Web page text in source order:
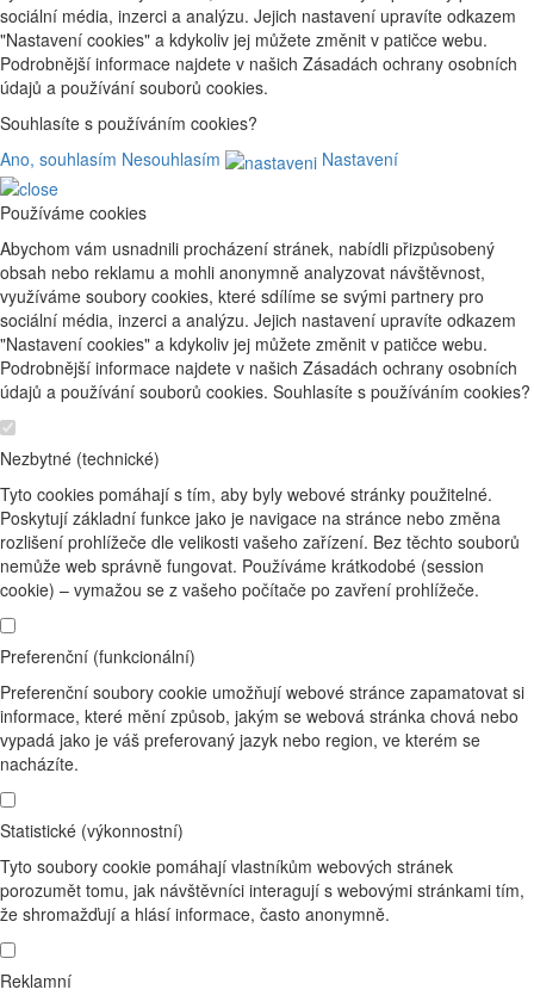
sociální média, inzerci a analýzu. Jejich nastavení upravíte odkazem
"Nastavení cookies" a kdykoliv jej můžete změnit v patičce webu.
Podrobnější informace najdete v našich Zásadách ochrany osobních
údajů a používání souborů cookies.
Souhlasíte s používáním cookies?
Ano, souhlasím Nesouhlasím Nastavení
Používáme cookies
Abychom vám usnadnili procházení stránek, nabídli přizpůsobený
obsah nebo reklamu a mohli anonymně analyzovat návštěvnost,
využíváme soubory cookies, které sdílíme se svými partnery pro
sociální média, inzerci a analýzu. Jejich nastavení upravíte odkazem
"Nastavení cookies" a kdykoliv jej můžete změnit v patičce webu.
Podrobnější informace najdete v našich Zásadách ochrany osobních
údajů a používání souborů cookies. Souhlasíte s používáním cookies?
Nezbytné (technické)
Tyto cookies pomáhají s tím, aby byly webové stránky použitelné.
Poskytují základní funkce jako je navigace na stránce nebo změna
rozlišení prohlížeče dle velikosti vašeho zařízení. Bez těchto souborů
nemůže web správně fungovat. Používáme krátkodobé (session
cookie) – vymažou se z vašeho počítače po zavření prohlížeče.
Preferenční (funkcionální)
Preferenční soubory cookie umožňují webové stránce zapamatovat si
informace, které mění způsob, jakým se webová stránka chová nebo
vypadá jako je váš preferovaný jazyk nebo region, ve kterém se
nacházíte.
Statistické (výkonnostní)
Tyto soubory cookie pomáhají vlastníkům webových stránek
porozumět tomu, jak návštěvníci interagují s webovými stránkami tím,
že shromažďují a hlásí informace, často anonymně.
Reklamní